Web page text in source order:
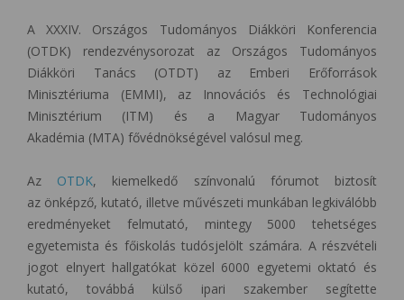
A XXXIV. Országos Tudományos Diákköri Konferencia
(OTDK) rendezvénysorozat az Országos Tudományos
Diákköri Tanács (OTDT) az Emberi Erőforrások
Minisztériuma (EMMI), az Innovációs és Technológiai
Minisztérium (ITM) és a Magyar Tudományos
Akadémia (MTA) fővédnökségével valósul meg.
Az OTDK, kiemelkedő színvonalú fórumot biztosít
az önképző, kutató, illetve művészeti munkában legkiválóbb
eredményeket felmutató, mintegy 5000 tehetséges
egyetemista és főiskolás tudósjelölt számára. A részvételi
jogot elnyert hallgatókat közel 6000 egyetemi oktató és
kutató, továbbá külső ipari szakember segítette